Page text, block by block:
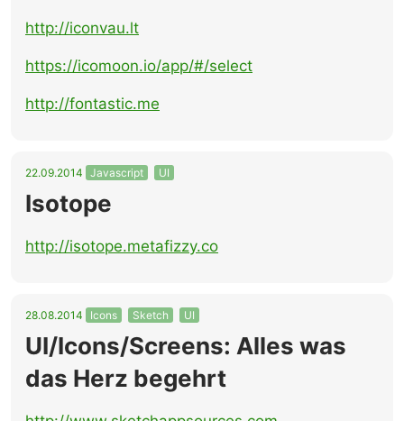
http://iconvau.lt
https://icomoon.io/app/#/select
http://fontastic.me
22.09.2014 Javascript UI
Isotope
http://isotope.metafizzy.co
28.08.2014 Icons Sketch UI
UI/Icons/Screens: Alles was
das Herz begehrt